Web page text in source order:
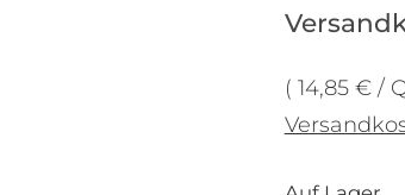
( 14,85 € /